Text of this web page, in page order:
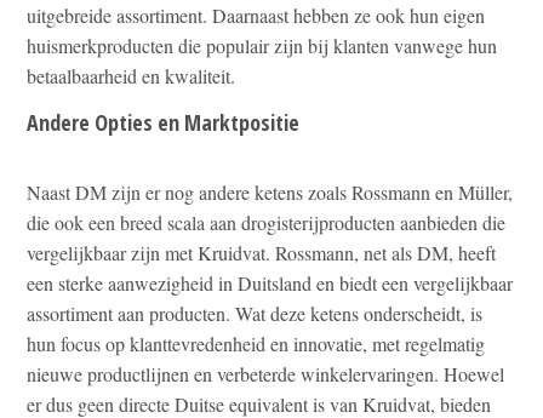
uitgebreide assortiment. Daarnaast hebben ze ook hun eigen
huismerkproducten die populair zijn bij klanten vanwege hun
betaalbaarheid en kwaliteit.
Andere Opties en Marktpositie
Naast DM zijn er nog andere ketens zoals Rossmann en Müller,
die ook een breed scala aan drogisterijproducten aanbieden die
vergelijkbaar zijn met Kruidvat. Rossmann, net als DM, heeft
een sterke aanwezigheid in Duitsland en biedt een vergelijkbaar
assortiment aan producten. Wat deze ketens onderscheidt, is
hun focus op klanttevredenheid en innovatie, met regelmatig
nieuwe productlijnen en verbeterde winkelervaringen. Hoewel
er dus geen directe Duitse equivalent is van Kruidvat, bieden